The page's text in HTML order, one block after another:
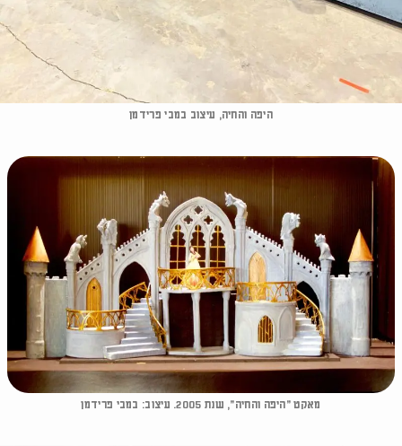
היפה והחיה, עיצוב במבי פרידמן
מאקט ״היפה והחיה״, שנת 2005. עיצוב: במבי פרידמן